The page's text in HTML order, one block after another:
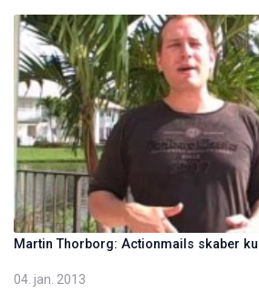
Martin Thorborg: Actionmails skaber
04. jan. 2013